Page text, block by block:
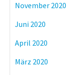
November 2020
Juni 2020
April 2020
März 2020